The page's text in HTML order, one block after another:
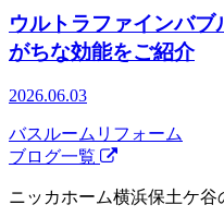
ウルトラファインバ
がちな効能をご紹介
2026.06.03
バスルームリフォーム
ブログ一覧
ニッカホーム横浜保土ケ谷